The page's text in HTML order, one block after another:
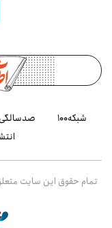
شبکه۱۰۰ صدسالگی
تمام حقوق این سایت